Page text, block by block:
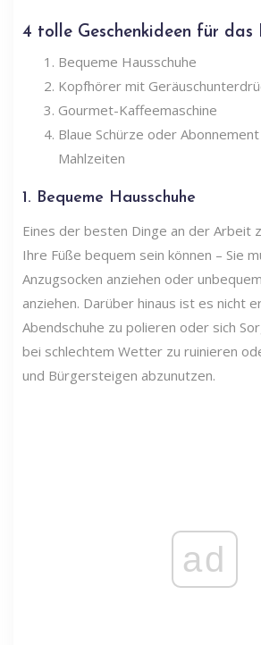
4 tolle Geschenkideen für das
Bequeme Hausschuhe
Kopfhörer mit
Gourmet-Kaffeemaschine
Blaue Schürze oder
Mahlzeiten
1. Bequeme Hausschuhe
Eines der besten Dinge an der Arbeit
Ihre Füße bequem sein können – Sie
Anzugsocken anziehen oder
anziehen. Darüber hinaus ist es nicht
Abendschuhe zu polieren oder sich
bei schlechtem Wetter zu ruinieren
und Bürgersteigen abzunutzen.
ad